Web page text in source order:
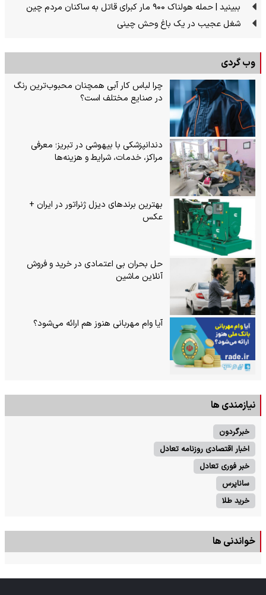
ببینید | حمله هولناک ۹۰۰ مار کبرای قاتل به ساکنان مردم چین
شغل عجیب در یک باغ وحش چینی
وب گردی
چرا لباس کار آبی همچنان محبوب‌ترین رنگ
در صنایع مختلف است؟
دندانپزشکی با بیهوشی در تبریز؛ معرفی
مراکز، خدمات، شرایط و هزینه‌ها
بهترین برندهای دیزل ژنراتور در ایران +
عکس
حل بحران بی‌ اعتمادی در خرید و فروش
آنلاین ماشین
آیا وام مهربانی هنوز هم ارائه می‌شود؟
نیازمندی ها
خبرگردون
اخبار اقتصادی روزنامه تعادل
خبر فوری تعادل
ساناپرس
خرید طلا
خواندنی ها